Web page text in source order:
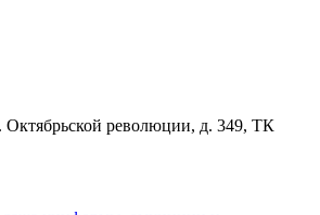
революции, д. 349, ТК